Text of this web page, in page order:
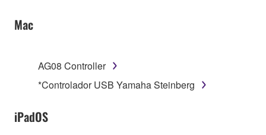
Mac
AG08 Controller
*Controlador USB Yamaha Steinberg
iPadOS